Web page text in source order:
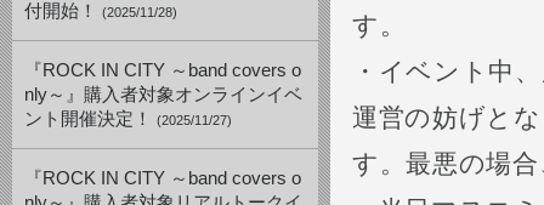
付開始！
(2025/11/28)
『ROCK IN CITY ～band covers o
nly～』購入者対象オンラインイベ
ント開催決定！
(2025/11/27)
『ROCK IN CITY ～band covers o
す。
・イベント中
運営の妨げと
す。最悪の場